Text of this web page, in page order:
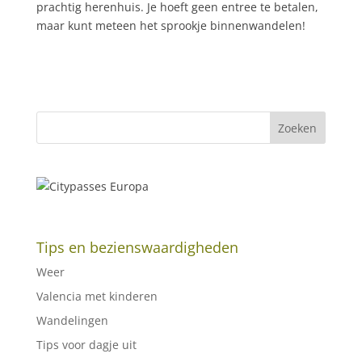
prachtig herenhuis. Je hoeft geen entree te betalen,
maar kunt meteen het sprookje binnenwandelen!
Tips en bezienswaardigheden
Weer
Valencia met kinderen
Wandelingen
Tips voor dagje uit